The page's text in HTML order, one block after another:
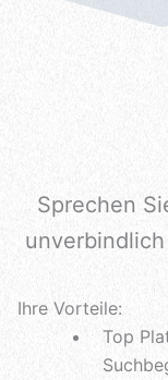
Sprechen
Ihre Vorteile:
Top